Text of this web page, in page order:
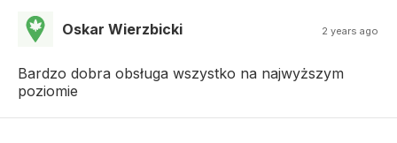
Oskar Wierzbicki 2 years ago
Bardzo dobra obsługa wszystko na najwyższym
poziomie